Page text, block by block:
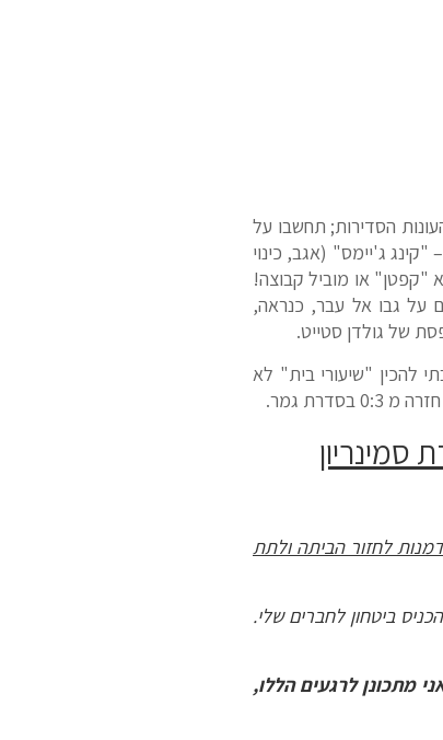
הסדירות; תחשבו על
ג'יימס" (אגב, כינוי
"קפטן" או מוביל קבוצה!
על גבו אל עבר, כנראה,
להכין "שיעורי בית" לא
גמר.
סמינריון
לחזור הביתה ולתת
ביטחון לחברים שלי.
מתכונן לרגעים הללו,